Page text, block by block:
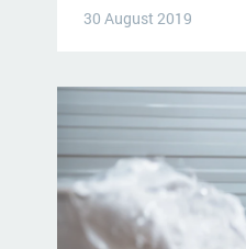
30 August 2019